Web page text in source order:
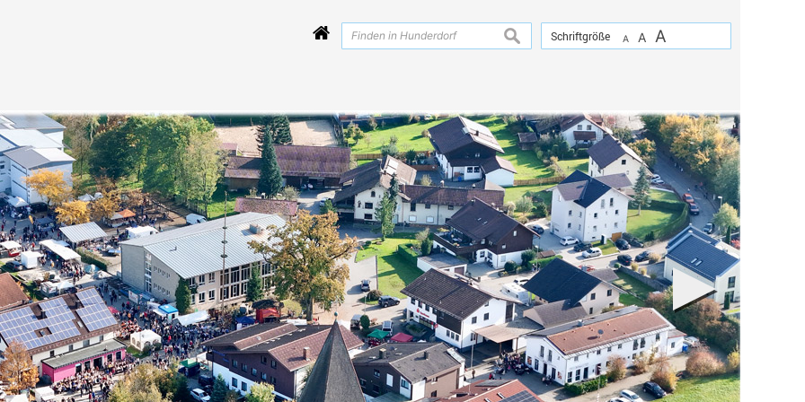
Schriftgröße A A A
suchen